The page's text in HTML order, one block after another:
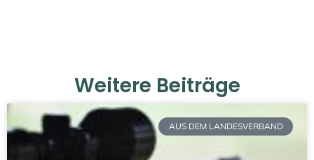
Weitere Beiträge
AUS DEM LANDESVERBAND